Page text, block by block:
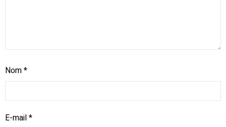
Nom*
E-mail*